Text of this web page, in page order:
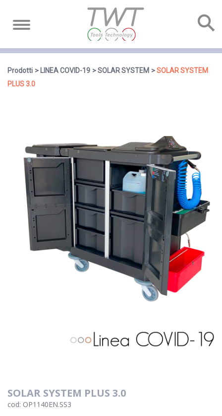
Prodotti LINEA COVID-19 SOLAR SYSTEM
SOLAR SYSTEM
PLUS 3.0
SOLAR SYSTEM PLUS 3.0
cod: OP1140EN.SS3